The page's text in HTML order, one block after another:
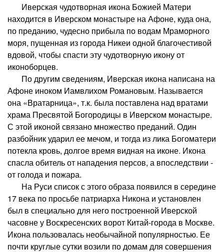
Иверская чудотворная икона Божией Матери
находится в Иверском монастыре на Афоне, куда она,
по преданию, чудесно прибыла по водам Мраморного
моря, пущенная из города Никеи одной благочестивой
вдовой, чтобы спасти эту чудотворную икону от
иконоборцев.
По другим сведениям, Иверская икона написана на
Афоне иноком Иамвлихом Романовым. Называется
она «Вратарница», т.к. была поставлена над вратами
храма Пресвятой Богородицы в Иверском монастыре.
С этой иконой связано множество преданий. Один
разбойник ударил ее мечом, и тогда из лика Богоматери
потекла кровь, долгое время видная на иконе. Икона
спасла обитель от нападения персов, а впоследствии -
от голода и пожара.
На Руси список с этого образа появился в середине
17 века по просьбе патриарха Никона и установлен
был в специально для него построенной Иверской
часовне у Воскресенских ворот Китай-города в Москве.
Икона пользовалась необычайной популярностью. Ее
почти круглые сутки возили по домам для совершения